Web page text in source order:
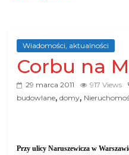
branży
budowlanej
Wiadomości, aktualności
Corbu na
29 marca 2011 917 Views
budowlane,domy,
Przy ulicy Naruszewicza w